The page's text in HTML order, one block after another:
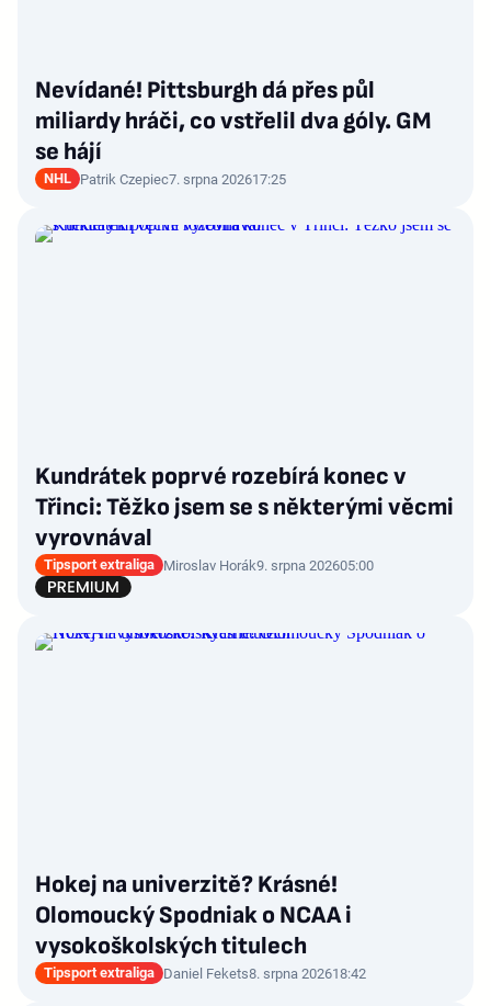
Nevídané! Pittsburgh dá přes půl
miliardy hráči, co vstřelil dva góly. GM
se hájí
NHL Patrik Czepiec7. srpna 202617:25
Kundrátek poprvé rozebírá konec v
Třinci: Těžko jsem se s některými věcmi
vyrovnával
Tipsport extraliga Miroslav Horák9. srpna 202605:00
Hokej na univerzitě? Krásné!
Olomoucký Spodniak o NCAA i
vysokoškolských titulech
Tipsport extraliga Daniel Fekets8. srpna 202618:42